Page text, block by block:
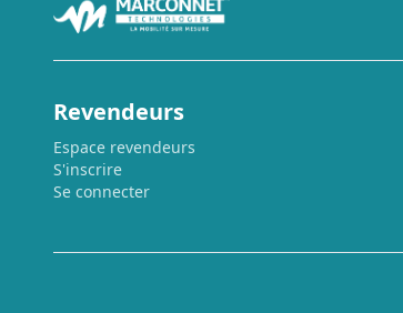
Revendeurs
Espace revendeurs
S'inscrire
Se connecter